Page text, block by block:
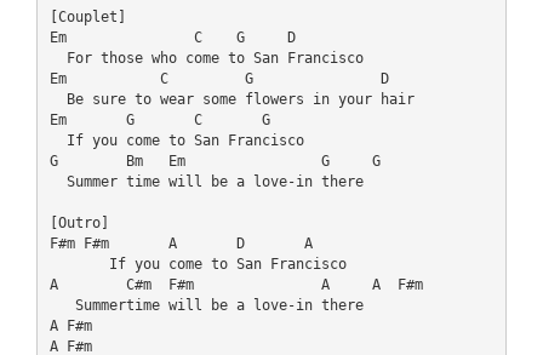
[Couplet]
Em               C    G     D
  For those who come to San Francisco
Em           C         G               D
  Be sure to wear some flowers in your hair
Em       G       C       G
  If you come to San Francisco
G        Bm   Em                G     G
  Summer time will be a love-in there
[Outro]
F#m F#m       A       D       A
       If you come to San Francisco
A        C#m  F#m               A     A  F#m
   Summertime will be a love-in there
A F#m